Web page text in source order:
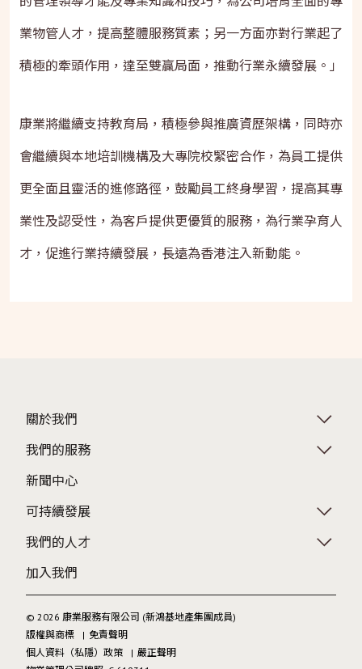
業物管人才，提高整體服務質素；另一方面亦對行業起了
積極的牽頭作用，達至雙贏局面，推動行業永續發展。」
康業將繼續支持教育局，積極參與推廣資歷架構，同時亦
會繼續與本地培訓機構及大專院校緊密合作，為員工提供
更全面且靈活的進修路徑，鼓勵員工終身學習，提高其專
業性及認受性，為客戶提供更優質的服務，為行業孕育人
才，促進行業持續發展，長遠為香港注入新動能。
關於我們
我們的服務
新聞中心
可持續發展
我們的人才
加入我們
© 2026 康業服務有限公司 (新鴻基地產集團成員)
版權與商標
免責聲明
個人資料（私隱）政策
嚴正聲明